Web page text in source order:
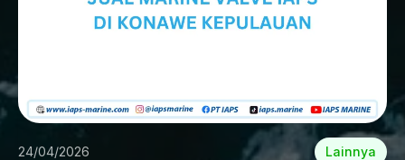
24/04/2026 Lainnya